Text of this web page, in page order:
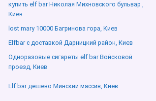
купить elf bar Николая Михновского бульвар ,
Киев
lost mary 10000 Багринова гора, Киев
Elfbar с доставкой Дарницкий район, Киев
Одноразовые сигареты elf bar Войсковой
проезд, Киев
Elf bar дешево Минский массив, Киев